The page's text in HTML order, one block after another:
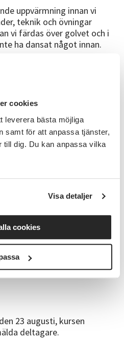
cookies
leverera bästa möjliga
samt för att anpassa tjänster,
till dig. Du kan anpassa vilka
Visa detaljer
cookies
uppvärmning innan vi
teknik och övningar
vi färdas över golvet och i
ha dansat något innan.
krävs.
trivas i sin dansgrupp, du
på första tillfället.
till föreningen
23 augusti, kursen
deltagare.